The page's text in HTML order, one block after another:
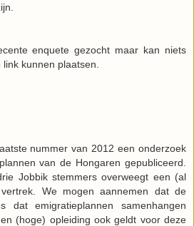
enquete gezocht maar kan niets
kunnen plaatsen.
nummer van 2012 een onderzoek
van de Hongaren gepubliceerd.
Jobbik stemmers overweegt een (al
We mogen aannemen dat de
dat emigratieplannen samenhangen
(hoge) opleiding ook geldt voor deze